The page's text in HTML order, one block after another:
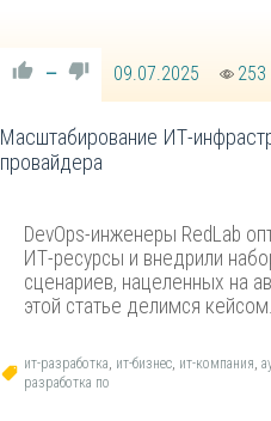
— 09.07.2025 253
Масштабирование ИТ-
провайдера
DevOps-инженеры RedLab
ИТ-ресурсы и внедрили
сценариев, нацеленных на
этой статье делимся кейсом.
ит-разработка, ит-бизнес, ит-компания,
разработка по